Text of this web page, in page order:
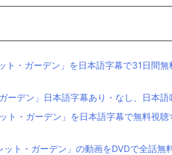
ト・ガーデン」を日本語字幕で31日間無
ーデン」日本語字幕あり・なし、日本語
ト・ガーデン」を日本語字幕で無料視
ト・ガーデン」の動画をDVDで全話無